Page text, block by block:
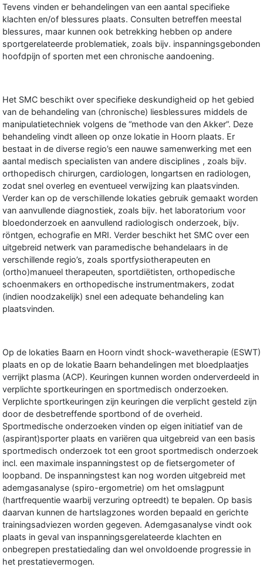
Tevens vinden er behandelingen van een aantal specifieke
klachten en/of blessures plaats. Consulten betreffen meestal
blessures, maar kunnen ook betrekking hebben op andere
sportgerelateerde problematiek, zoals bijv. inspanningsgebonden
hoofdpijn of sporten met een chronische aandoening.
Het SMC beschikt over specifieke deskundigheid op het gebied
van de behandeling van (chronische) liesblessures middels de
manipulatietechniek volgens de “methode van den Akker”. Deze
behandeling vindt alleen op onze lokatie in Hoorn plaats. Er
bestaat in de diverse regio’s een nauwe samenwerking met een
aantal medisch specialisten van andere disciplines , zoals bijv.
orthopedisch chirurgen, cardiologen, longartsen en radiologen,
zodat snel overleg en eventueel verwijzing kan plaatsvinden.
Verder kan op de verschillende lokaties gebruik gemaakt worden
van aanvullende diagnostiek, zoals bijv. het laboratorium voor
bloedonderzoek en aanvullend radiologisch onderzoek, bijv.
röntgen, echografie en MRI. Verder beschikt het SMC over een
uitgebreid netwerk van paramedische behandelaars in de
verschillende regio’s, zoals sportfysiotherapeuten en
(ortho)manueel therapeuten, sportdiëtisten, orthopedische
schoenmakers en orthopedische instrumentmakers, zodat
(indien noodzakelijk) snel een adequate behandeling kan
plaatsvinden.
Op de lokaties Baarn en Hoorn vindt shock-wavetherapie (ESWT)
plaats en op de lokatie Baarn behandelingen met bloedplaatjes
verrijkt plasma (ACP). Keuringen kunnen worden onderverdeeld in
verplichte sportkeuringen en sportmedisch onderzoeken.
Verplichte sportkeuringen zijn keuringen die verplicht gesteld zijn
door de desbetreffende sportbond of de overheid.
Sportmedische onderzoeken vinden op eigen initiatief van de
(aspirant)sporter plaats en variëren qua uitgebreid van een basis
sportmedisch onderzoek tot een groot sportmedisch onderzoek
incl. een maximale inspanningstest op de fietsergometer of
loopband. De inspanningstest kan nog worden uitgebreid met
ademgasanalyse (spiro-ergometrie) om het omslagpunt
(hartfrequentie waarbij verzuring optreedt) te bepalen. Op basis
daarvan kunnen de hartslagzones worden bepaald en gerichte
trainingsadviezen worden gegeven. Ademgasanalyse vindt ook
plaats in geval van inspanningsgerelateerde klachten en
onbegrepen prestatiedaling dan wel onvoldoende progressie in
het prestatievermogen.